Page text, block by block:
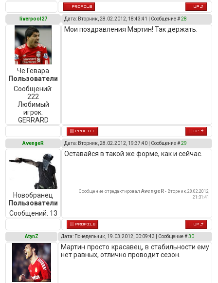
liverpool27 Дата: Вторник, 28.02.2012, 18:43:41 | Сообщение #28
Че Гевара
Пользователи
Сообщений:
222
Любимый
игрок:
GERRARD
Мои поздравления Мартин! Так держать.
АvengeR Дата: Вторник, 28.02.2012, 19:37:40 | Сообщение #29
Новобранец
Пользователи
Сообщений: 13
Оставайся в такой же форме, как и сейчас.
Сообщение отредактировалАvengeR- Вторник, 28.02.2012,
21:31:41
AtynZ Дата: Понедельник, 19.03.2012, 00:09:43 | Сообщение #30
Мартин просто красавец, в стабильности ему
нет равных, отлично проводит сезон.